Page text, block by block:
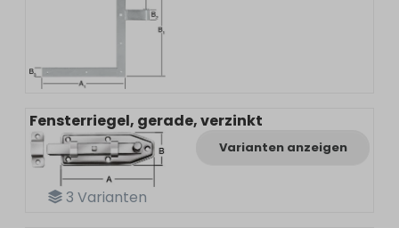
3 Varianten
Fensterriegel, gerade, verzinkt
Varianten anzeigen